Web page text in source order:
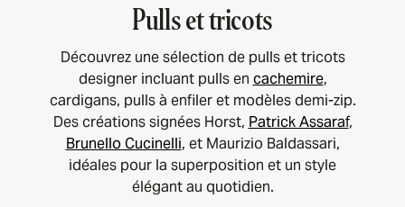
Pulls et tricots
Découvrez une sélection de pulls et tricots
designer incluant pulls en cachemire,
cardigans, pulls à enfiler et modèles demi-zip.
Des créations signées Horst, Patrick Assaraf,
Brunello Cucinelli, et Maurizio Baldassari,
idéales pour la superposition et un style
élégant au quotidien.